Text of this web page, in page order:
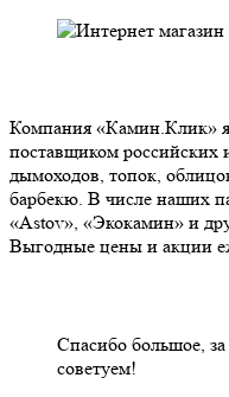
Компания «Камин.Клик»
поставщиком российских
дымоходов, топок,
барбекю. В числе наших
«Astov», «Экокамин» и
Выгодные цены и акции
Спасибо большое,
советуем!